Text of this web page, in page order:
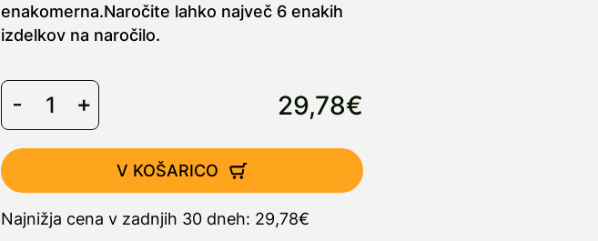
enakomerna.Naročite lahko največ 6 enakih
izdelkov na naročilo.
29,78€
V KOŠARICO
Najnižja cena v zadnjih 30 dneh: 29,78€